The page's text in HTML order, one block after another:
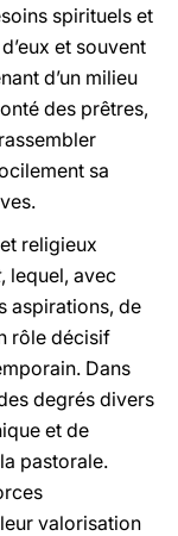
spirituels et
et souvent
d’un milieu
des prêtres,
sa
religieux
, lequel, avec
aspirations, de
rôle décisif
Dans
degrés divers
et de
pastorale.
valorisation